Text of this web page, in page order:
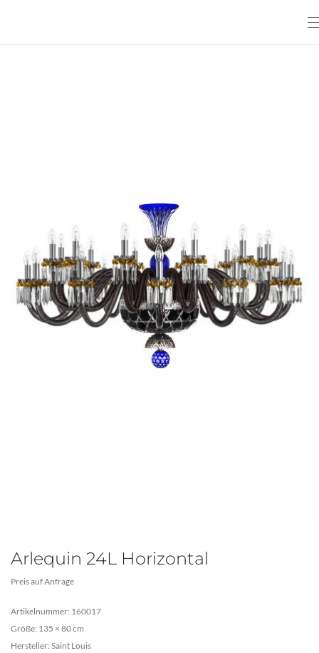
Arlequin 24L Horizontal
Preis auf Anfrage
Artikelnummer: 160017
Größe: 135 × 80 cm
Hersteller: Saint Louis